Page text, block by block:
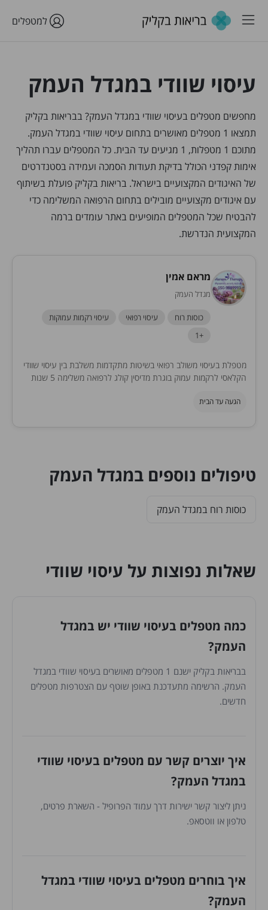
למטפלים
עיסוי שוודי במגדל העמק
מחפשים מטפלים בעיסוי שוודי במגדל העמק? בבריאות בקליק
תמצאו 1 מטפלים מאושרים בתחום עיסוי שוודי במגדל העמק.
מתוכם 1 מטפלות, 1 מגיעים עד הבית. כל המטפלים עברו תהליך
אימות קפדני הכולל בדיקת תעודות הסמכה ועמידה בסטנדרטים
של האיגודים המקצועיים בישראל. בריאות בקליק פועלת בשיתוף
עם איגודים מקצועיים מובילים בתחום הרפואה המשלימה כדי
להבטיח שכל המטפלים המופיעים באתר עומדים ברמה
המקצועית הנדרשת.
מראם אמין
מגדל העמק
כוסות רוח עיסוי רפואי
עיסוי רקמות עמוקות
+1
מטפלת בעיסוי משולב רפואי בשיטות מתקדמות משלבת בין עיסוי שוודי
הקלאסי לרקמות עמוק בוגרת מדיסין קולג לרפואה משלימה 5 שנות
הגעה עד הבית
טיפולים נוספים במגדל העמק
כוסות רוח במגדל העמק
שאלות נפוצות על עיסוי שוודי
כמה מטפלים בעיסוי שוודי יש במגדל
העמק?
בבריאות בקליק ישנם 1 מטפלים מאושרים בעיסוי שוודי במגדל
העמק. הרשימה מתעדכנת באופן שוטף עם הצטרפות מטפלים
חדשים.
איך יוצרים קשר עם מטפלים בעיסוי שוודי
במגדל העמק?
ניתן ליצור קשר ישירות דרך עמוד הפרופיל - השארת פרטים,
טלפון או ווטסאפ.
איך בוחרים מטפלים בעיסוי שוודי במגדל
העמק?